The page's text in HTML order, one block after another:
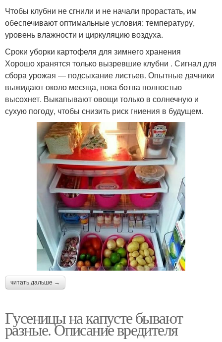
Чтобы клубни не сгнили и не начали прорастать, им
обеспечивают оптимальные условия: температуру,
уровень влажности и циркуляцию воздуха.
Сроки уборки картофеля для зимнего хранения
Хорошо хранятся только вызревшие клубни . Сигнал для
сбора урожая — подсыхание листьев. Опытные дачники
выжидают около месяца, пока ботва полностью
высохнет. Выкапывают овощи только в солнечную и
сухую погоду, чтобы снизить риск гниения в будущем.
читать дальше →
Гусеницы на капусте бывают
разные. Описание вредителя